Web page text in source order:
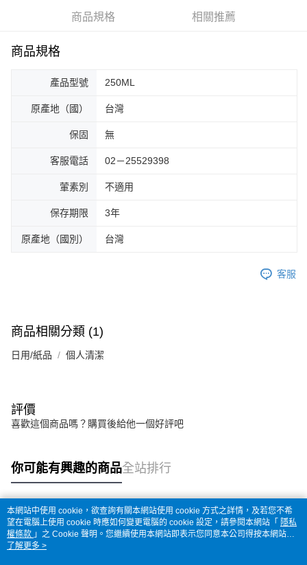
商品規格 相關推薦
商品規格
產品型號 250ML
原產地（國） 台灣
保固 無
客服電話 02－25529398
葷素別 不適用
保存期限 3年
原產地（國別） 台灣
客服
商品相關分類 (1)
日用/紙品 個人清潔
評價
喜歡這個商品嗎？購買後給他一個好評吧
你可能有興趣的商品全站排行
熱門標籤
本網站中使用 cookie，欲查詢有關本網站使用 cookie 方式之詳情，及若您不希
望在電腦上使用 cookie 時應如何變更電腦的 cookie 設定，請參閱本網站「 隱私
權條款 」之 Cookie 聲明。您繼續使用本網站即表示您同意本公司得按本網站使
用條款之 Cookie 聲明使用 cookie。
了解更多 >